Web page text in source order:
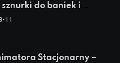
sznurki do baniek i
do baniek
11
Stacjonarny –